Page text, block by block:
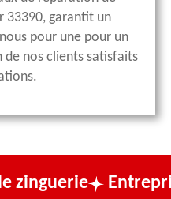
33390, garantit un
pour une pour un
de nos clients satisfaits
Entreprise de